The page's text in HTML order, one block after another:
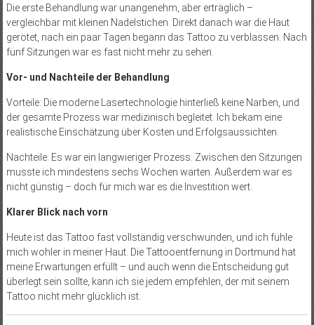
Die erste Behandlung war unangenehm, aber erträglich –
vergleichbar mit kleinen Nadelstichen. Direkt danach war die Haut
gerötet, nach ein paar Tagen begann das Tattoo zu verblassen. Nach
fünf Sitzungen war es fast nicht mehr zu sehen.
Vor- und Nachteile der Behandlung
Vorteile: Die moderne Lasertechnologie hinterließ keine Narben, und
der gesamte Prozess war medizinisch begleitet. Ich bekam eine
realistische Einschätzung über Kosten und Erfolgsaussichten.
Nachteile: Es war ein langwieriger Prozess. Zwischen den Sitzungen
musste ich mindestens sechs Wochen warten. Außerdem war es
nicht günstig – doch für mich war es die Investition wert.
Klarer Blick nach vorn
Heute ist das Tattoo fast vollständig verschwunden, und ich fühle
mich wohler in meiner Haut. Die Tattooentfernung in Dortmund hat
meine Erwartungen erfüllt – und auch wenn die Entscheidung gut
überlegt sein sollte, kann ich sie jedem empfehlen, der mit seinem
Tattoo nicht mehr glücklich ist.